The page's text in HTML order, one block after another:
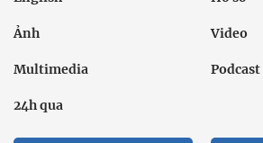
Ảnh Video
Multimedia Podcast
24h qua